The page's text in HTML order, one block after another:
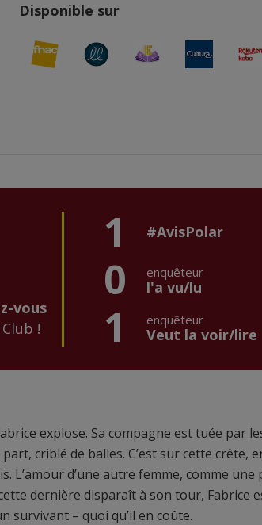
Disponible sur
vous
!
1 #AvisPolar
0 enquêteur
l'a vu/lu
1 enquêteur
Veut la voir/lire
explose. Sa compagne est tuée par
criblé de balles. C’est sur cette crête,
L’amour d’une autre femme, comme
dernière disparaît à son tour, Fabrice
survivant – quoi qu’il en coûte.